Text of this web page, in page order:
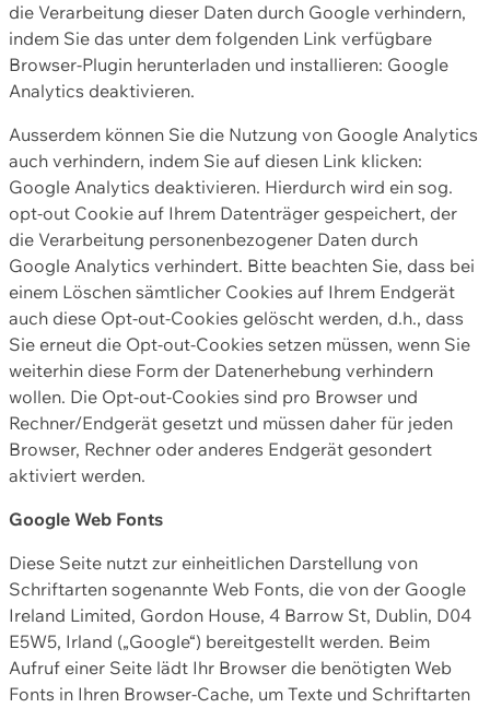
die Verarbeitung dieser Daten durch Google verhindern,
indem Sie das unter dem folgenden Link verfügbare
Browser-Plugin herunterladen und installieren: Google
Analytics deaktivieren.
Ausserdem können Sie die Nutzung von Google Analytics
auch verhindern, indem Sie auf diesen Link klicken:
Google Analytics deaktivieren. Hierdurch wird ein sog.
opt-out Cookie auf Ihrem Datenträger gespeichert, der
die Verarbeitung personenbezogener Daten durch
Google Analytics verhindert. Bitte beachten Sie, dass bei
einem Löschen sämtlicher Cookies auf Ihrem Endgerät
auch diese Opt-out-Cookies gelöscht werden, d.h., dass
Sie erneut die Opt-out-Cookies setzen müssen, wenn Sie
weiterhin diese Form der Datenerhebung verhindern
wollen. Die Opt-out-Cookies sind pro Browser und
Rechner/Endgerät gesetzt und müssen daher für jeden
Browser, Rechner oder anderes Endgerät gesondert
aktiviert werden.
Google Web Fonts
Diese Seite nutzt zur einheitlichen Darstellung von
Schriftarten sogenannte Web Fonts, die von der Google
Ireland Limited, Gordon House, 4 Barrow St, Dublin, D04
E5W5, Irland („Google“) bereitgestellt werden. Beim
Aufruf einer Seite lädt Ihr Browser die benötigten Web
Fonts in Ihren Browser-Cache, um Texte und Schriftarten